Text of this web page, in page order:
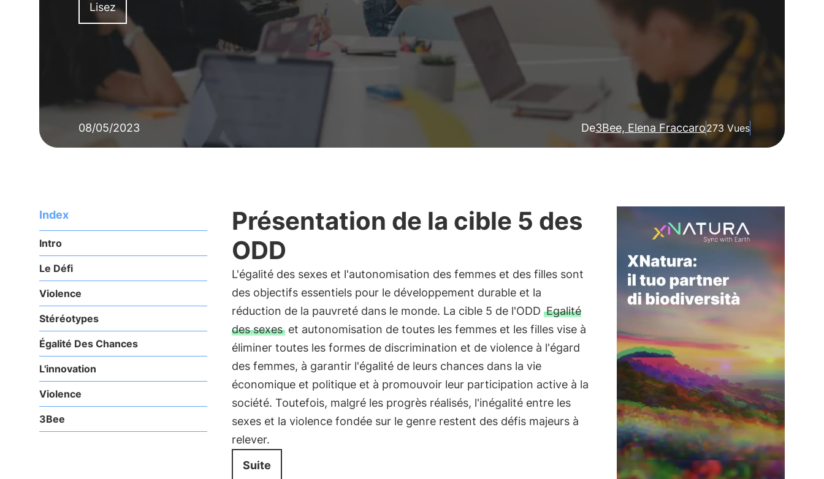
Lisez
08/05/2023 De3Bee, Elena Fraccaro273 Vues
Index
Intro
Le Défi
Violence
Stéréotypes
Égalité Des Chances
L'innovation
Violence
3Bee
Présentation de la cible 5 des
ODD
L'égalité des sexes et l'autonomisation des femmes et des filles sont
des objectifs essentiels pour le développement durable et la
réduction de la pauvreté dans le monde. La cible 5 de l'ODD Egalité
des sexeset autonomisation de toutes les femmes et les filles vise à
éliminer toutes les formes de discrimination et de violence à l'égard
des femmes, à garantir l'égalité de leurs chances dans la vie
économique et politique et à promouvoir leur participation active à la
société. Toutefois, malgré les progrès réalisés, l'inégalité entre les
sexes et la violence fondée sur le genre restent des défis majeurs à
relever.
Suite